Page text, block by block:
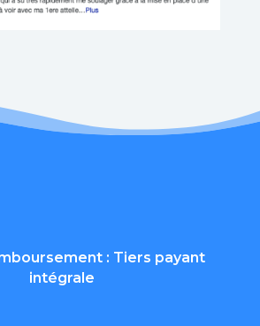
: Tiers payant
intégrale